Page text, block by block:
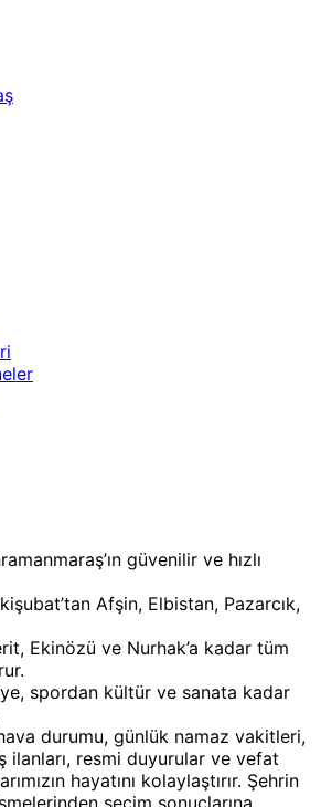
güvenilir ve hızlı
Afşin, Elbistan, Pazarcık,
Ekinözü ve Nurhak’a kadar tüm
spordan kültür ve sanata kadar
durumu, günlük namaz vakitleri,
ilanları, resmi duyurular ve vefat
hayatını kolaylaştırır. Şehrin